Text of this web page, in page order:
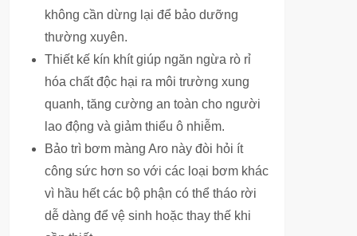
không cần dừng lại để bảo dưỡng
thường xuyên.
Thiết kế kín khít giúp ngăn ngừa rò rỉ
hóa chất độc hại ra môi trường xung
quanh, tăng cường an toàn cho người
lao động và giảm thiểu ô nhiễm.
Bảo trì bơm màng Aro này đòi hỏi ít
công sức hơn so với các loại bơm khác
vì hầu hết các bộ phận có thể tháo rời
dễ dàng để vệ sinh hoặc thay thế khi